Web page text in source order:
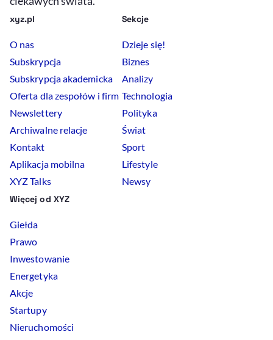
xyz.pl
O nas
Subskrypcja
Subskrypcja akademicka
Oferta dla zespołów i firm
Newslettery
Archiwalne relacje
Kontakt
Aplikacja mobilna
XYZ Talks
Sekcje
Dzieje się!
Biznes
Analizy
Technologia
Polityka
Świat
Sport
Lifestyle
Newsy
Więcej od XYZ
Giełda
Prawo
Inwestowanie
Energetyka
Akcje
Startupy
Nieruchomości